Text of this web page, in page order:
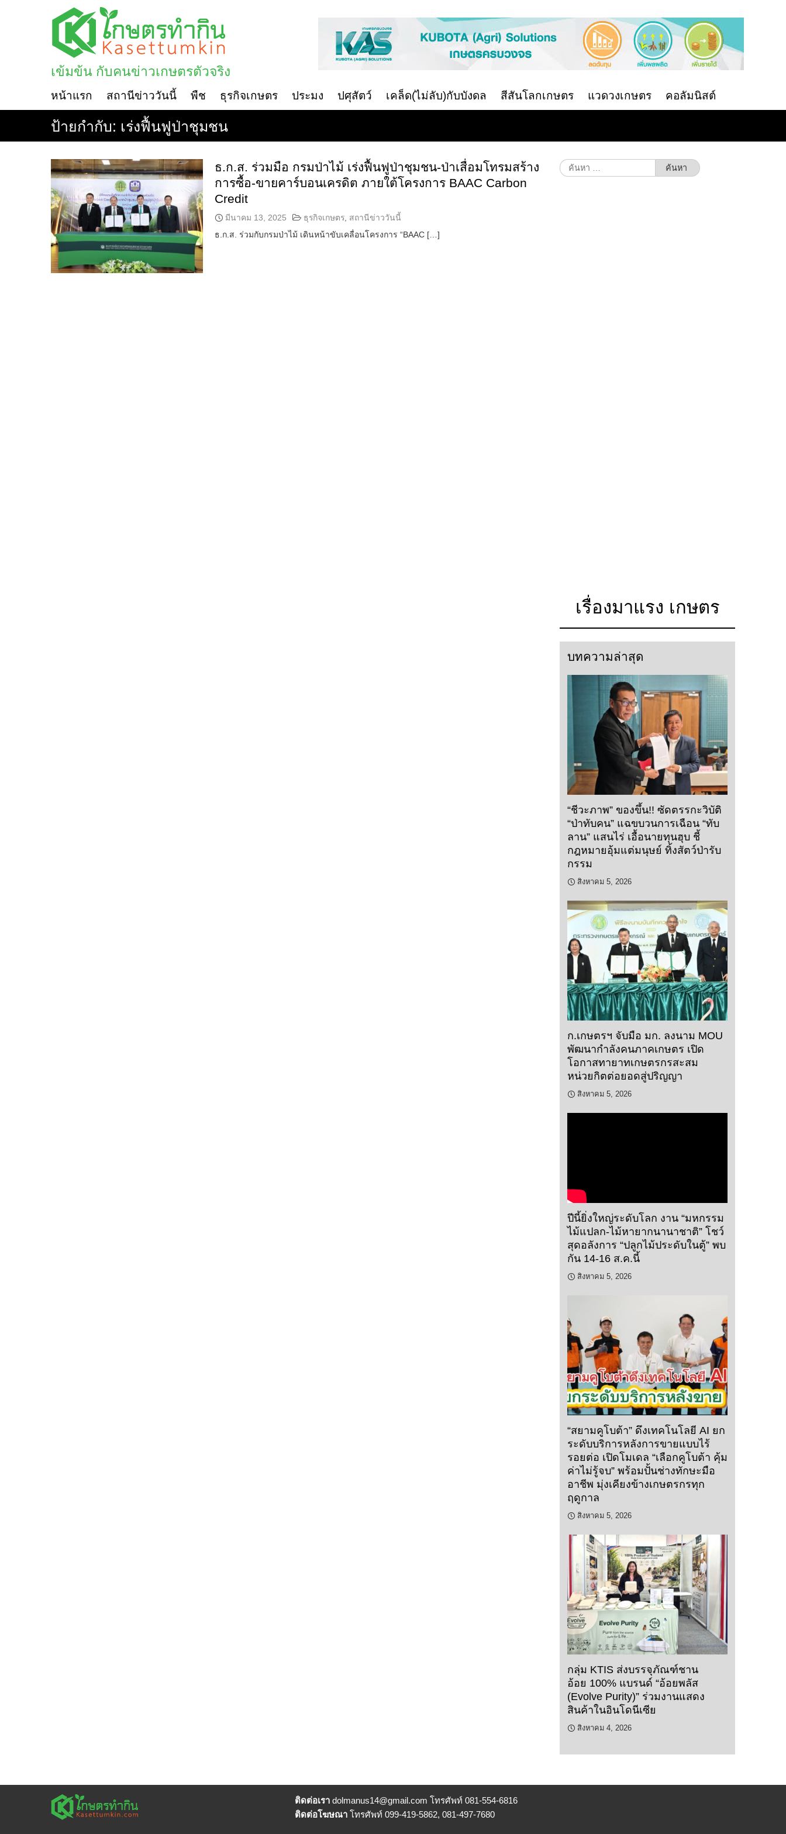
เข้มข้น กับคนข่าวเกษตรตัวจริง
หน้าแรก สถานีข่าววันนี้ พืช ธุรกิจเกษตร ประมง ปศุสัตว์ เคล็ด(ไม่ลับ)กับบังดล สีสันโลกเกษตร แวดวงเกษตร คอลัมนิสต์
ป้ายกำกับ: เร่งฟื้นฟูป่าชุมชน
ธ.ก.ส. ร่วมมือ กรมป่าไม้ เร่งฟื้นฟูป่าชุมชน-ป่าเสื่อมโทรมสร้าง
การซื้อ-ขายคาร์บอนเครดิต ภายใต้โครงการ BAAC Carbon
Credit
มีนาคม 13, 2025 ธุรกิจเกษตร, สถานีข่าววันนี้
ธ.ก.ส. ร่วมกับกรมป่าไม้ เดินหน้าขับเคลื่อนโครงการ “BAAC […]
ค้นหา
สำหรับ:
เรื่องมาแรง เกษตร
บทความล่าสุด
“ชีวะภาพ” ของขึ้น!! ซัดตรรกะวิบัติ
“ป่าทับคน” แฉขบวนการเฉือน “ทับ
ลาน” แสนไร่ เอื้อนายทุนฮุบ ชี้
กฎหมายอุ้มแต่มนุษย์ ทิ้งสัตว์ป่ารับ
กรรม
สิงหาคม 5, 2026
ก.เกษตรฯ จับมือ มก. ลงนาม MOU
พัฒนากำลังคนภาคเกษตร เปิด
โอกาสทายาทเกษตรกรสะสม
หน่วยกิตต่อยอดสู่ปริญญา
สิงหาคม 5, 2026
ปีนี้ยิ่งใหญ่ระดับโลก งาน “มหกรรม
ไม้แปลก-ไม้หายากนานาชาติ” โชว์
สุดอลังการ “ปลูกไม้ประดับในตู้” พบ
กัน 14-16 ส.ค.นี้
สิงหาคม 5, 2026
“สยามคูโบต้า” ดึงเทคโนโลยี AI ยก
ระดับบริการหลังการขายแบบไร้
รอยต่อ เปิดโมเดล “เลือกคูโบต้า คุ้ม
ค่าไม่รู้จบ” พร้อมปั้นช่างทักษะมือ
อาชีพ มุ่งเคียงข้างเกษตรกรทุก
ฤดูกาล
สิงหาคม 5, 2026
กลุ่ม KTIS ส่งบรรจุภัณฑ์ชาน
อ้อย 100% แบรนด์ “อ้อยพลัส
(Evolve Purity)” ร่วมงานแสดง
สินค้าในอินโดนีเซีย
สิงหาคม 4, 2026
ติดต่อเรา dolmanus14@gmail.com โทรศัพท์ 081-554-6816
ติดต่อโฆษณา โทรศัพท์ 099-419-5862, 081-497-7680